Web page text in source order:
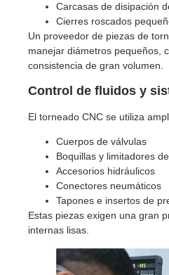
Carcasas de disipación
Cierres roscados
Un proveedor de piezas de
manejar diámetros pequeños,
consistencia de gran volumen.
Control de fluidos y
El torneado CNC se utiliza
Cuerpos de válvulas
Boquillas y limitadores
Accesorios hidráulicos
Conectores neumáticos
Tapones e insertos de
Estas piezas exigen una gran
internas lisas.